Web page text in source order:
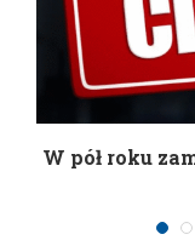
W pół roku